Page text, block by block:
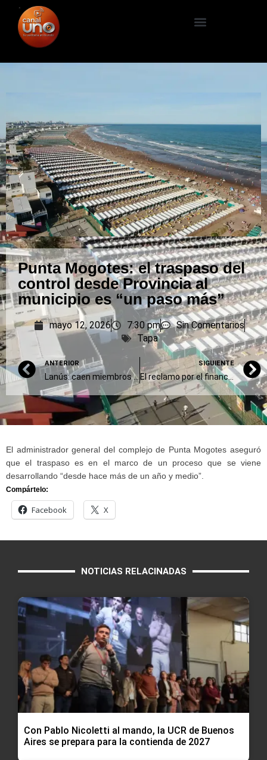
Punta Mogotes: el traspaso del
control desde Provincia al
municipio es “un paso más”
mayo 12, 2026 7:30 pm
Sin Comentarios
Tapa
ANTERIOR
Lanús: caen miembros de la banda que robó 16 millones de pesos en depósito de Mercado Libre
SIGUIENTE
El reclamo por el financiamiento universitario fue masivo y el gobierno lo tildó de “acto opositor”
El administrador general del complejo de Punta Mogotes aseguró
que el traspaso es en el marco de un proceso que se viene
desarrollando “desde hace más de un año y medio”.
Compártelo:
Facebook X
NOTICIAS RELACINADAS
Con Pablo Nicoletti al mando, la UCR de Buenos
Aires se prepara para la contienda de 2027